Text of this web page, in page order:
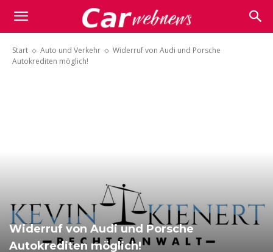
Carwebnews.com
Start Auto und Verkehr
Widerruf von Audi und Porsche
Autokrediten möglich!
Widerruf von Audi und Porsche
Autokrediten möglich!